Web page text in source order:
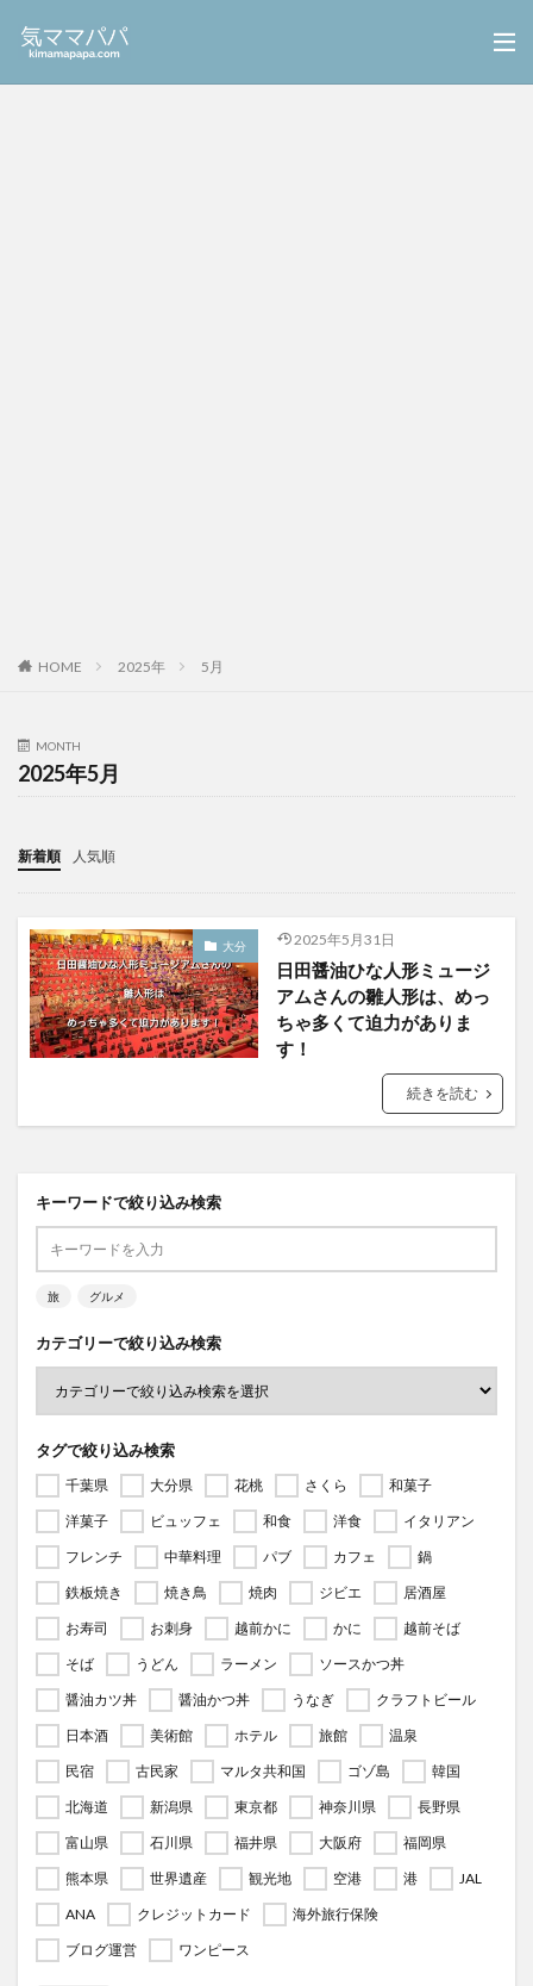
HOME 2025年 5月
MONTH
2025年5月
新着順 人気順
大分 2025年5月31日
日田醤油ひな人形ミュージ
アムさんの雛人形は、めっ
ちゃ多くて迫力がありま
す！
続きを読む
キーワードで絞り込み検索
旅 グルメ
カテゴリーで絞り込み検索
タグで絞り込み検索
千葉県 大分県 花桃 さくら
和菓子
洋菓子
ビュッフェ 和食 洋食
イタリアン
フレンチ
中華料理 パブ カフェ
鍋
鉄板焼き
焼き鳥 焼肉 ジビエ
居酒屋
お寿司
お刺身 越前かに かに
越前そば
そば
うどん ラーメン
ソースかつ丼
醤油カツ丼
醤油かつ丼 うなぎ
クラフトビール
日本酒
美術館 ホテル 旅館
温泉
民宿
古民家 マルタ共和国 ゴゾ島
韓国
北海道
新潟県 東京都 神奈川県
長野県
富山県
石川県 福井県 大阪府
福岡県
熊本県
世界遺産 観光地 空港 港
JAL
ANA
クレジットカード
海外旅行保険
ブログ運営
ワンピース